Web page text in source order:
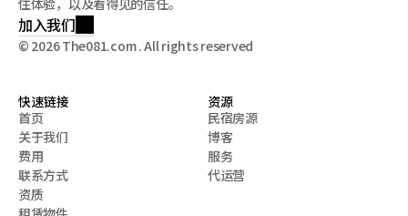
住体验，以及看得见的信任。
加入我们
© 2026 The081.com . All rights reserved
快速链接
首页
首页
关于我们
关于我们
费用
费用
联系方式
联系方式
资质
资源
民宿房源
民宿房源
博客
博客
服务
服务
代运营